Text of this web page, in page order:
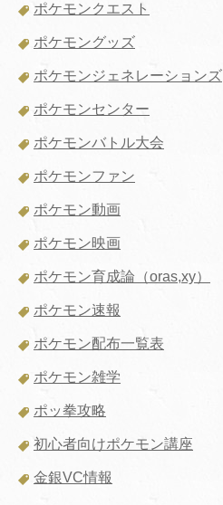
ポケモンクエスト
ポケモングッズ
ポケモンジェネレーションズ
ポケモンセンター
ポケモンバトル大会
ポケモンファン
ポケモン動画
ポケモン映画
ポケモン育成論（oras,xy）
ポケモン速報
ポケモン配布一覧表
ポケモン雑学
ポッ拳攻略
初心者向けポケモン講座
金銀VC情報